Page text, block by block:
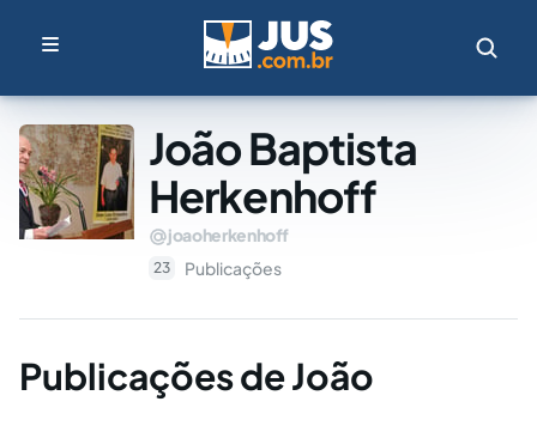
João Baptista
Herkenhoff
joaoherkenhoff
23 Publicações
Publicações de João